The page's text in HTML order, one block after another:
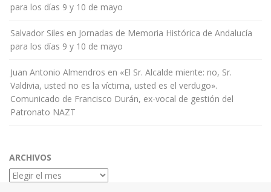
para los días 9 y 10 de mayo
Salvador Siles en Jornadas de Memoria Histórica de Andalucía
para los días 9 y 10 de mayo
Juan Antonio Almendros en «El Sr. Alcalde miente: no, Sr.
Valdivia, usted no es la víctima, usted es el verdugo».
Comunicado de Francisco Durán, ex-vocal de gestión del
Patronato NAZT
ARCHIVOS
Archivos